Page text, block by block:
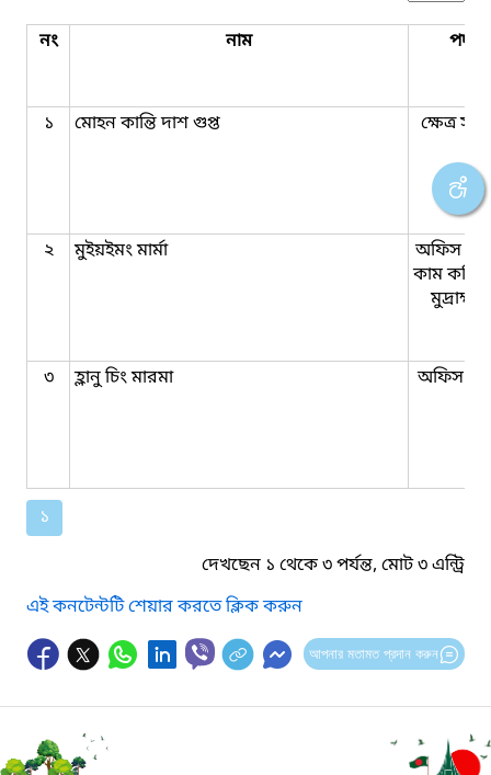
নং নাম পদবি
১ মোহন কান্তি দাশ গুপ্ত ক্ষেত্র
২ মুইয়ইমং মার্মা
অফিস
কাম
৩ হ্লানু চিং মারমা অফিস
১
দেখছেন ১ থেকে ৩ পর্যন্ত, মোট ৩ এন্ট্রি
এই কনটেন্টটি শেয়ার করতে ক্লিক করুন
আপনার মতামত প্রদান করুন